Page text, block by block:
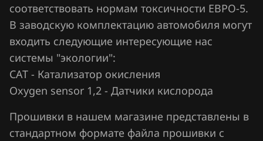
Fiat
Ford
Forthing
Foton
Geely
Siemens Sim2K-140, 141, 142, 341
Siemens Sim2k-240, 241, 242
Siemens Sim2k-245
Siemens Sim2k-250
Siemens Sim2k-251
Siemens Sim2k-258
соответствовать нормам токсичности ЕВРО-5.
В заводскую комплектацию автомобиля могут
входить следующие интересующие нас
системы "экологии":
CAT - Катализатор окисления
Oxygen sensor 1,2 - Датчики кислорода
Прошивки в нашем магазине представлены в
стандартном формате файла прошивки с